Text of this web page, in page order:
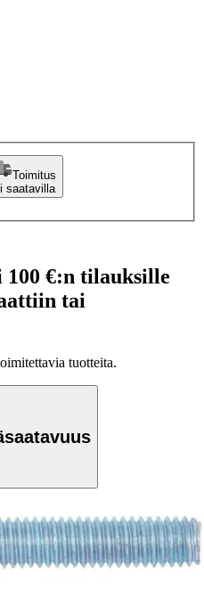
Toimitus
saatavilla
€:n tilauksille
tai
tuotteita.